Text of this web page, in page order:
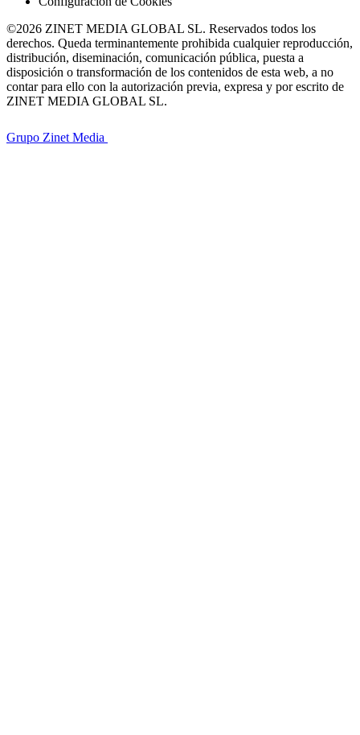
©2026 ZINET MEDIA GLOBAL SL. Reservados todos los
derechos. Queda terminantemente prohibida cualquier reproducción,
distribución, diseminación, comunicación pública, puesta a
disposición o transformación de los contenidos de esta web, a no
contar para ello con la autorización previa, expresa y por escrito de
ZINET MEDIA GLOBAL SL.
Grupo Zinet Media